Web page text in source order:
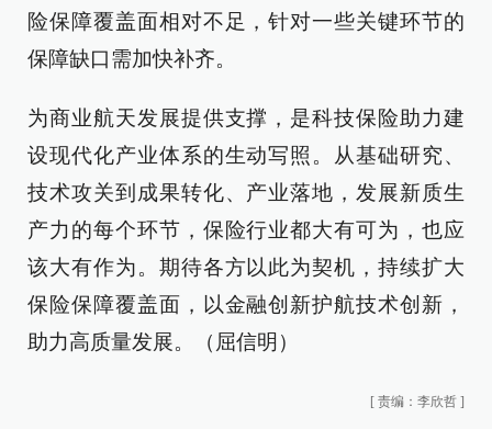
险保障覆盖面相对不足，针对一些关键环节的
保障缺口需加快补齐。
为商业航天发展提供支撑，是科技保险助力建
设现代化产业体系的生动写照。从基础研究、
技术攻关到成果转化、产业落地，发展新质生
产力的每个环节，保险行业都大有可为，也应
该大有作为。期待各方以此为契机，持续扩大
保险保障覆盖面，以金融创新护航技术创新，
助力高质量发展。（屈信明）
[ 责编：李欣哲 ]